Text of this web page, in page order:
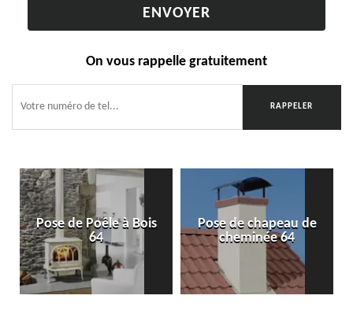
On vous rappelle gratuitement
Pose de Poêle à Bois
64
Pose de chapeau de
cheminée 64